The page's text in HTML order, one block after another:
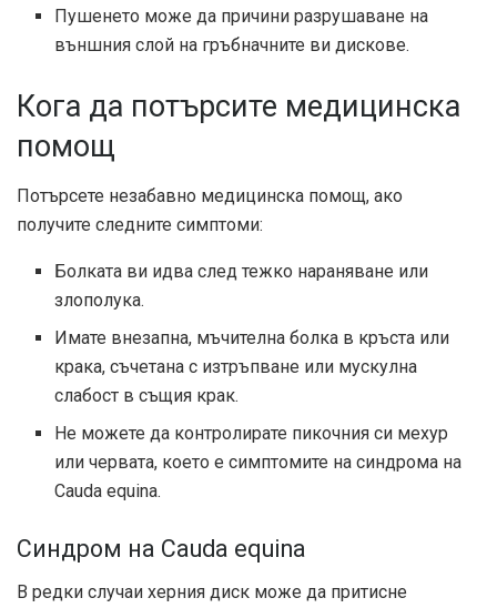
Пушенето може да причини разрушаване на
външния слой на гръбначните ви дискове.
Кога да потърсите медицинска
помощ
Потърсете незабавно медицинска помощ, ако
получите следните симптоми:
Болката ви идва след тежко нараняване или
злополука.
Имате внезапна, мъчителна болка в кръста или
крака, съчетана с изтръпване или мускулна
слабост в същия крак.
Не можете да контролирате пикочния си мехур
или червата, което е симптомите на синдрома на
Cauda equina.
Синдром на Cauda equina
В редки случаи херния диск може да притисне